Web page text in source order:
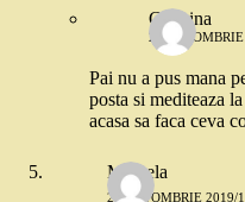
Geanina
28
Pai nu a pus mana
posta si mediteaza
acasa sa faca ceva
Mihaela
28 OCTOMBRIE 2019/